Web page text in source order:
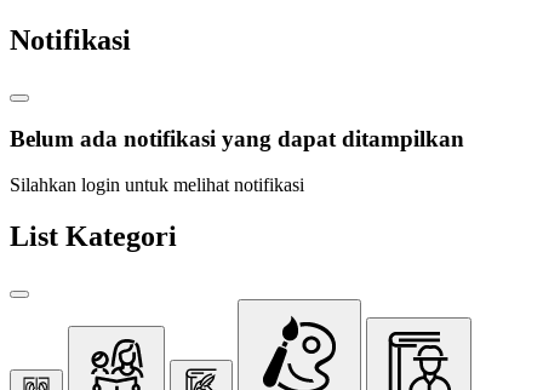
Notifikasi
Belum ada notifikasi yang dapat ditampilkan
Silahkan login untuk melihat notifikasi
List Kategori